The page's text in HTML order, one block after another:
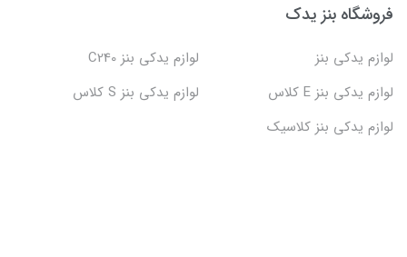
فروشگاه بنز یدک
لوازم یدکی بنز
لوازم یدکی بنز C240
لوازم یدکی بنز E کلاس
لوازم یدکی بنز S کلاس
لوازم یدکی بنز کلاسیک